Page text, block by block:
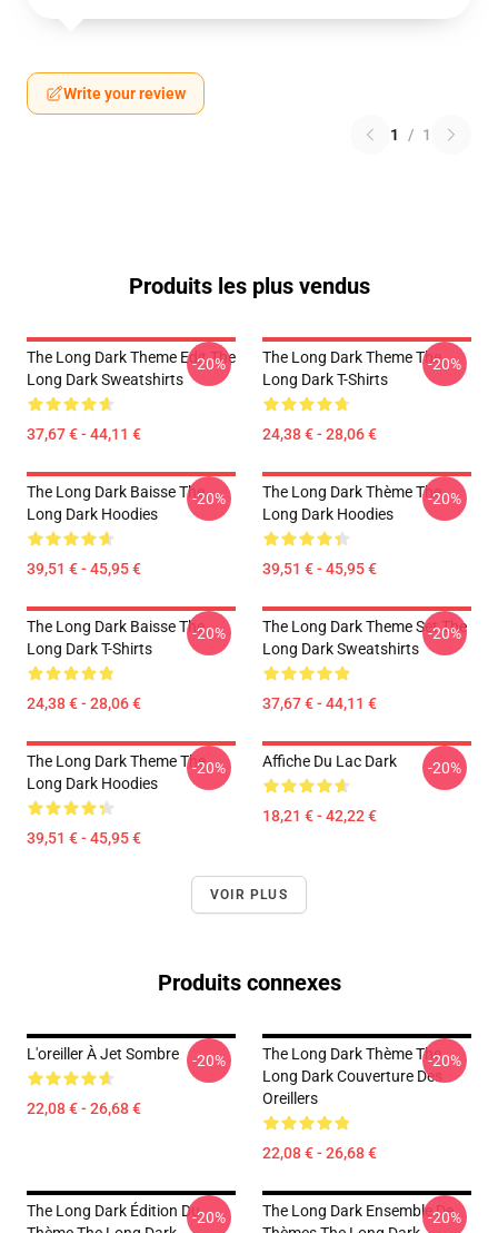
Write your review
1 / 1
Produits les plus vendus
The Long Dark Theme Edit The
Long Dark Sweatshirts
37,67 € - 44,11 €
-20%
The Long Dark Theme The
Long Dark T-Shirts
24,38 € - 28,06 €
-20%
The Long Dark Baisse The
Long Dark Hoodies
39,51 € - 45,95 €
-20%
The Long Dark Thème The
Long Dark Hoodies
39,51 € - 45,95 €
-20%
The Long Dark Baisse The
Long Dark T-Shirts
24,38 € - 28,06 €
-20%
The Long Dark Theme Set The
Long Dark Sweatshirts
37,67 € - 44,11 €
-20%
The Long Dark Theme The
Long Dark Hoodies
39,51 € - 45,95 €
-20% Affiche Du Lac Dark
18,21 € - 42,22 €
-20%
VOIR PLUS
Produits connexes
L'oreiller À Jet Sombre
22,08 € - 26,68 €
-20%
The Long Dark Thème The
Long Dark Couverture Des
Oreillers
22,08 € - 26,68 €
-20%
The Long Dark Édition Du-20%
The Long Dark Ensemble De
-20%